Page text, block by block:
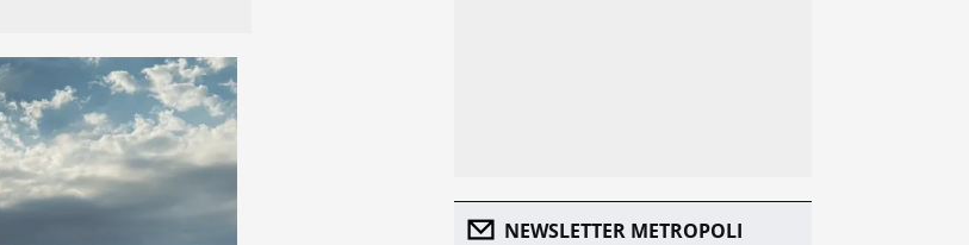
NEWSLETTER METROPOLI